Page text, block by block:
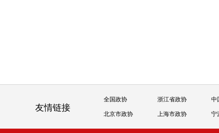
友情链接
全国政协 浙江省政协 中
北京市政协 上海市政协 宁